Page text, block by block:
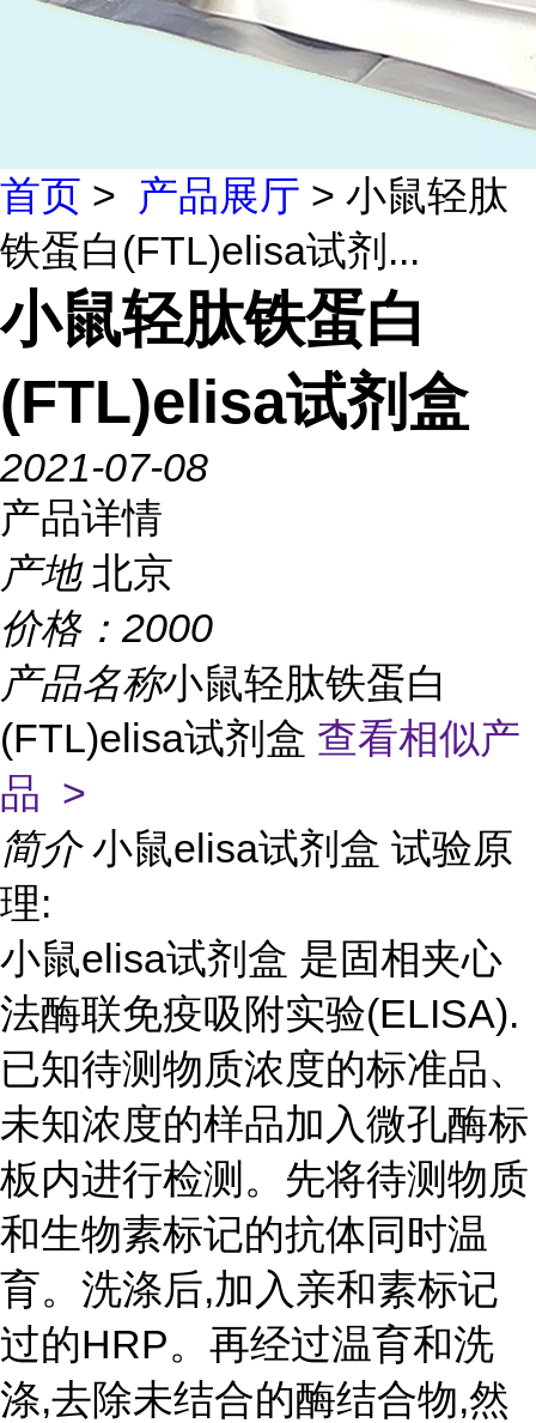
首页 > 产品展厅 > 小鼠轻肽
铁蛋白(FTL)elisa试剂...
小鼠轻肽铁蛋白
(FTL)elisa试剂盒
2021-07-08
产品详情
产地 北京
价格： 2000
产品名称小鼠轻肽铁蛋白
(FTL)elisa试剂盒 查看相似产
品 >
简介 小鼠elisa试剂盒 试验原
理:
小鼠elisa试剂盒 是固相夹心
法酶联免疫吸附实验(ELISA).
已知待测物质浓度的标准品、
未知浓度的样品加入微孔酶标
板内进行检测。先将待测物质
和生物素标记的抗体同时温
育。洗涤后,加入亲和素标记
过的HRP。再经过温育和洗
涤,去除未结合的酶结合物,然